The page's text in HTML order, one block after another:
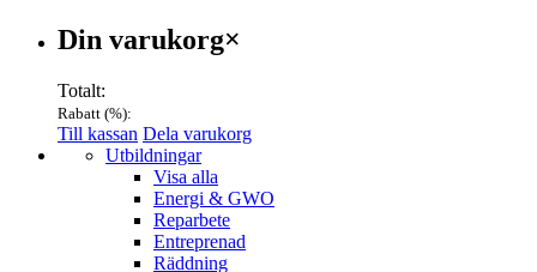
Varukorg
Din varukorg×
Totalt:
Rabatt (%):
Till kassan Dela varukorg
Menu Utbildningar
Visa alla
Energi & GWO
Reparbete
Entreprenad
Räddning